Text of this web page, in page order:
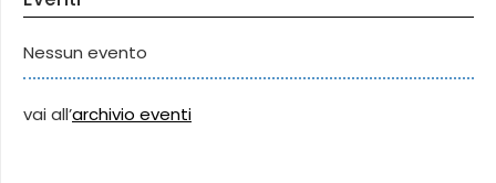
Nessun evento
vai all’archivio eventi